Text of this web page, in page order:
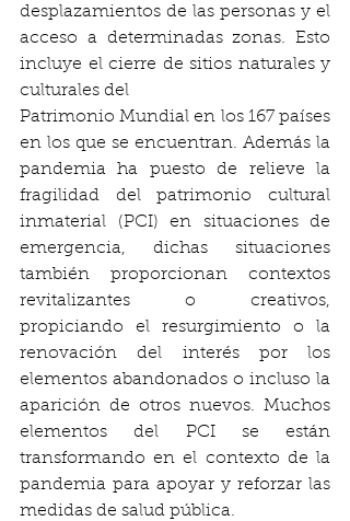
desplazamientos de las personas y el
acceso a determinadas zonas. Esto
incluye el cierre de sitios naturales y
culturales del
Patrimonio Mundial en los 167 países
en los que se encuentran. Además la
pandemia ha puesto de relieve la
fragilidad del patrimonio cultural
inmaterial (PCI) en situaciones de
emergencia, dichas situaciones
también proporcionan contextos
revitalizantes o creativos,
propiciando el resurgimiento o la
renovación del interés por los
elementos abandonados o incluso la
aparición de otros nuevos. Muchos
elementos del PCI se están
transformando en el contexto de la
pandemia para apoyar y reforzar las
medidas de salud pública.